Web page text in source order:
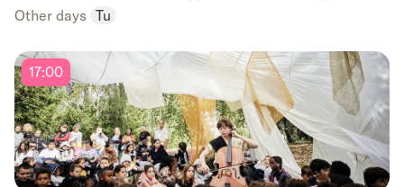
Other days Tu
17:00